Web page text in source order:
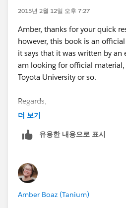
2015년 2월 12일 오후 7:27
Amber, thanks for your quick
however, this book is an
it says that it was written by an
am looking for official
Toyota University or so.
Regards,
더 보기
유용한 내용으로 표시
Amber Boaz (Tanium)